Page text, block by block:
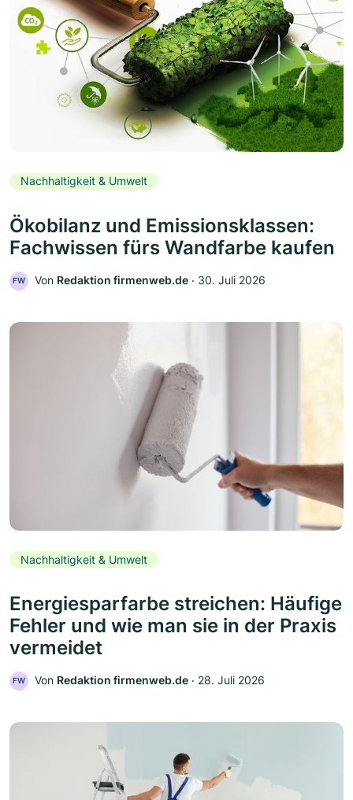
Nachhaltigkeit & Umwelt
Ökobilanz und Emissionsklassen:
Fachwissen fürs Wandfarbe kaufen
FW Von Redaktion firmenweb.de ‧ 30. Juli 2026
Nachhaltigkeit & Umwelt
Energiesparfarbe streichen: Häufige
Fehler und wie man sie in der Praxis
vermeidet
FW Von Redaktion firmenweb.de ‧ 28. Juli 2026